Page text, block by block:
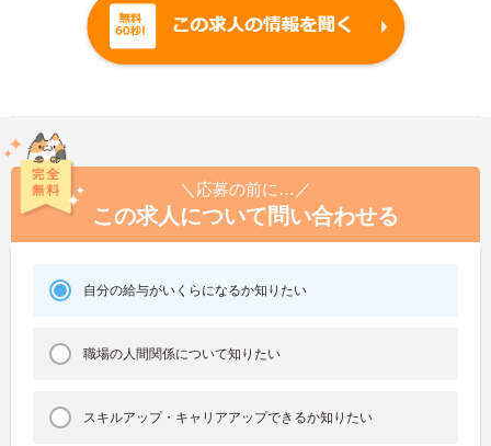
＼応募の前に…／
この求人について問い合わせる
自分の給与がいくらになるか知りたい
職場の人間関係について知りたい
スキルアップ・キャリアアップできるか知りたい